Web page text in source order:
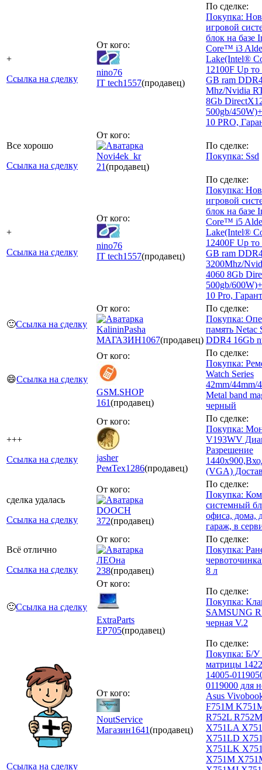
+
Ссылка на сделку
От кого:
nino76
IT tech1557(продавец)
По сделке:
Покупка:
игровой
блок на базе
Core™ i3
Lake(Intel®
12100F Up
GB ram
Mhz/Nvidia
8Gb
500gb/
10 PRO,
Все хорошо
Ссылка на сделку
От кого:
Novi4ek_kr
21(продавец)
По сделке:
Покупка: Ssd
+
Ссылка на сделку
От кого:
nino76
IT tech1557(продавец)
По сделке:
Покупка:
игровой
блок на базе
Core™ i5
Lake(Intel®
12400F Up
GB ram
3200Mhz/
4060 8Gb
500gb/
10 Pro,
🙂Ссылка на сделку
От кого:
KalininPasha
МАГАЗИН1067(продавец)
По сделке:
Покупка:
память Netac
DDR4 16Gb
😄Ссылка на сделку
От кого:
GSM.SHOP
161(продавец)
По сделке:
Покупка:
Watch Series
42mm/44mm/
Metal band
черный
+++
Ссылка на сделку
От кого:
jasher
РемТех1286(продавец)
По сделке:
Покупка:
V193WV
Разрешение
(VGA)
сделка удалась
Ссылка на сделку
От кого:
DOOCH
372(продавец)
По сделке:
Покупка:
системный
офиса, дома,
гараж, в
Всё отлично
Ссылка на сделку
От кого:
ЛЕОна
238(продавец)
По сделке:
Покупка:
8 л
🙂Ссылка на сделку
От кого:
ExtraParts
EP705(продавец)
По сделке:
Покупка:
SAMSUNG
черная V.2
Ссылка на сделку
От кого:
NoutService
Магазин1641(продавец)
По сделке:
Покупка: Б/
матрицы
14005-
0119000 для
Asus
F751M
R752L
X751LA
X751LD
X751LK
X751M